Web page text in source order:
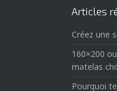
Articles
Créez une
160×200
matelas
Pourquoi